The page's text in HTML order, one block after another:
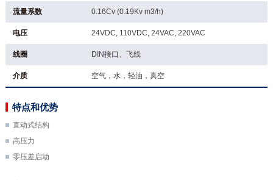
流量系数 0.16Cv (0.19Kv m3/h)
电压 24VDC, 110VDC, 24VAC, 220VAC
线圈 DIN接口、飞线
介质 空气，水，轻油，真空
特点和优势
直动式结构
高压力
零压差启动